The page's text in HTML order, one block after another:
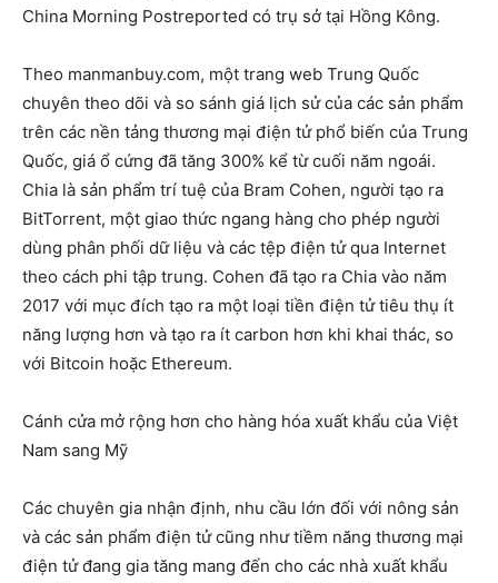
China Morning Postreported có trụ sở tại Hồng Kông.
Theo manmanbuy.com, một trang web Trung Quốc
chuyên theo dõi và so sánh giá lịch sử của các sản phẩm
trên các nền tảng thương mại điện tử phổ biến của Trung
Quốc, giá ổ cứng đã tăng 300% kể từ cuối năm ngoái.
Chia là sản phẩm trí tuệ của Bram Cohen, người tạo ra
BitTorrent, một giao thức ngang hàng cho phép người
dùng phân phối dữ liệu và các tệp điện tử qua Internet
theo cách phi tập trung. Cohen đã tạo ra Chia vào năm
2017 với mục đích tạo ra một loại tiền điện tử tiêu thụ ít
năng lượng hơn và tạo ra ít carbon hơn khi khai thác, so
với Bitcoin hoặc Ethereum.
Cánh cửa mở rộng hơn cho hàng hóa xuất khẩu của Việt
Nam sang Mỹ
Các chuyên gia nhận định, nhu cầu lớn đối với nông sản
và các sản phẩm điện tử cũng như tiềm năng thương mại
điện tử đang gia tăng mang đến cho các nhà xuất khẩu